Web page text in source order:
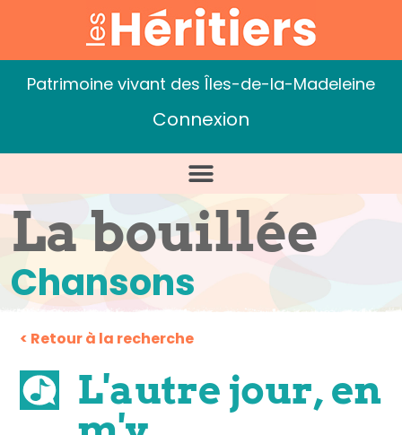
Patrimoine vivant des Îles-de-la-Madeleine
Connexion
La bouillée
Chansons
< Retour à la recherche
L'autre jour, en